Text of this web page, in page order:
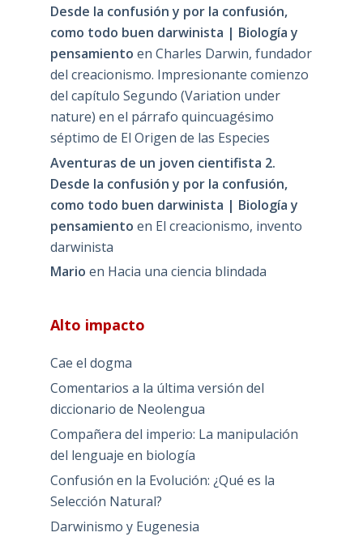
Desde la confusión y por la confusión,
como todo buen darwinista | Biología y
pensamiento en Charles Darwin, fundador
del creacionismo. Impresionante comienzo
del capítulo Segundo (Variation under
nature) en el párrafo quincuagésimo
séptimo de El Origen de las Especies
Aventuras de un joven cientifista 2.
Desde la confusión y por la confusión,
como todo buen darwinista | Biología y
pensamiento en El creacionismo, invento
darwinista
Mario en Hacia una ciencia blindada
Alto impacto
Cae el dogma
Comentarios a la última versión del
diccionario de Neolengua
Compañera del imperio: La manipulación
del lenguaje en biología
Confusión en la Evolución: ¿Qué es la
Selección Natural?
Darwinismo y Eugenesia